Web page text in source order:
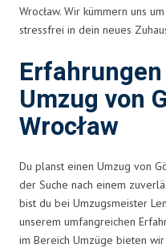
Wrocław. Wir kümmern uns
stressfrei in dein neues
Umzug von
Wrocław
Du planst einen Umzug von
der Suche nach einem
bist du bei Umzugsmeister
unserem umfangreichen
im Bereich Umzüge bieten